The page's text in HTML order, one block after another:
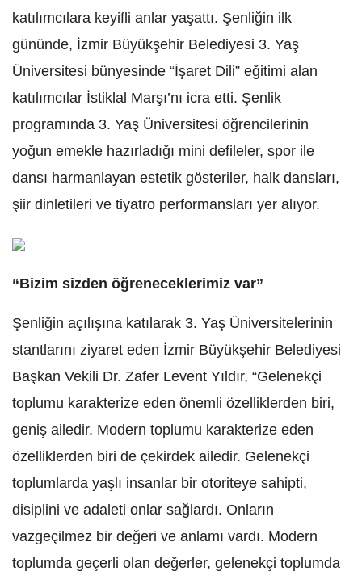
katılımcılara keyifli anlar yaşattı. Şenliğin ilk
gününde, İzmir Büyükşehir Belediyesi 3. Yaş
Üniversitesi bünyesinde “İşaret Dili” eğitimi alan
katılımcılar İstiklal Marşı’nı icra etti. Şenlik
programında 3. Yaş Üniversitesi öğrencilerinin
yoğun emekle hazırladığı mini defileler, spor ile
dansı harmanlayan estetik gösteriler, halk dansları,
şiir dinletileri ve tiyatro performansları yer alıyor.
“Bizim sizden öğreneceklerimiz var”
Şenliğin açılışına katılarak 3. Yaş Üniversitelerinin
stantlarını ziyaret eden İzmir Büyükşehir Belediyesi
Başkan Vekili Dr. Zafer Levent Yıldır, “Gelenekçi
toplumu karakterize eden önemli özelliklerden biri,
geniş ailedir. Modern toplumu karakterize eden
özelliklerden biri de çekirdek ailedir. Gelenekçi
toplumlarda yaşlı insanlar bir otoriteye sahipti,
disiplini ve adaleti onlar sağlardı. Onların
vazgeçilmez bir değeri ve anlamı vardı. Modern
toplumda geçerli olan değerler, gelenekçi toplumda